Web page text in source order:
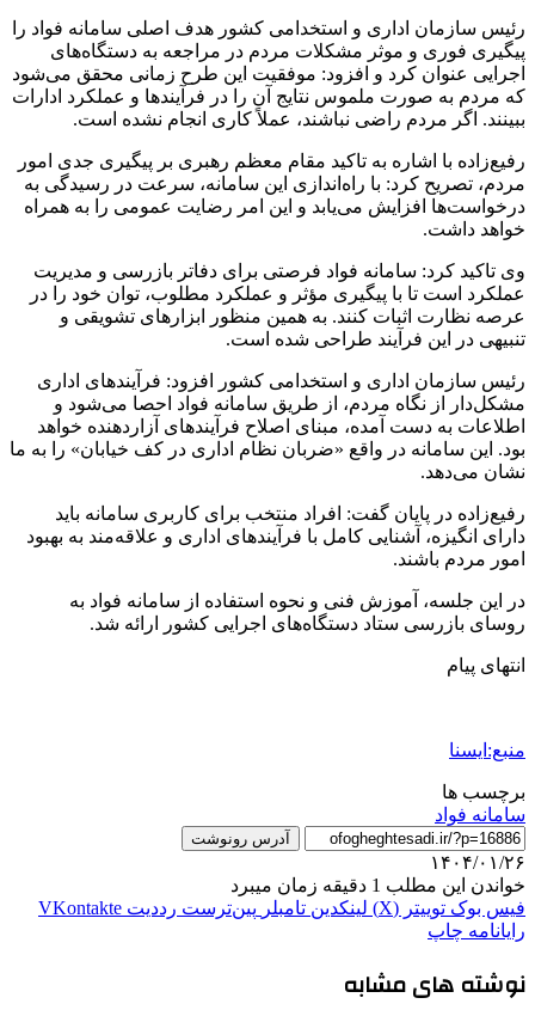
رئیس سازمان اداری و استخدامی کشور هدف اصلی سامانه فواد را
پیگیری فوری و موثر مشکلات مردم در مراجعه به دستگاه‌های
اجرایی عنوان کرد و افزود: موفقیت این طرح زمانی محقق می‌شود
که مردم به صورت ملموس نتایج آن را در فرآیندها و عملکرد ادارات
ببینند. اگر مردم راضی نباشند، عملاً کاری انجام نشده است.
رفیع‌زاده با اشاره به تاکید مقام معظم رهبری بر پیگیری جدی امور
مردم، تصریح کرد: با راه‌اندازی این سامانه، سرعت در رسیدگی به
درخواست‌ها افزایش می‌یابد و این امر رضایت عمومی را به همراه
خواهد داشت.
وی تاکید کرد: سامانه فواد فرصتی برای دفاتر بازرسی و مدیریت
عملکرد است تا با پیگیری مؤثر و عملکرد مطلوب، توان خود را در
عرصه نظارت اثبات کنند. به همین منظور ابزارهای تشویقی و
تنبیهی در این فرآیند طراحی شده است.
رئیس سازمان اداری و استخدامی کشور افزود: فرآیندهای اداری
مشکل‌دار از نگاه مردم، از طریق سامانه فواد احصا می‌شود و
اطلاعات به دست آمده، مبنای اصلاح فرآیندهای آزاردهنده خواهد
بود. این سامانه در واقع «ضربان نظام اداری در کف خیابان» را به ما
نشان می‌دهد.
رفیع‌زاده در پایان گفت: افراد منتخب برای کاربری سامانه باید
دارای انگیزه، آشنایی کامل با فرآیندهای اداری و علاقه‌مند به بهبود
امور مردم باشند.
در این جلسه، آموزش فنی و نحوه استفاده از سامانه فواد به
روسای بازرسی ستاد دستگاه‌های اجرایی کشور ارائه شد.
انتهای پیام
منبع:ایسنا
برچسب ها
سامانه فواد
آدرس رونوشت
۱۴۰۴/۰۱/۲۶
خواندن این مطلب 1 دقیقه زمان میبرد
فیس بوک توییتر (X) لینکدین ‫تامبلر ‫پین‌ترست ‫رددیت ‫VKontakte
رایانامه چاپ
نوشته های مشابه